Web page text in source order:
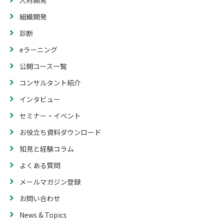
組織開発
診断
eラーニング
公開コース一覧
コンサルタント紹介
インタビュー
セミナー・イベント
お役立ち資料ダウンロード
知見と経験コラム
よくある質問
メールマガジン登録
お問い合わせ
News & Topics